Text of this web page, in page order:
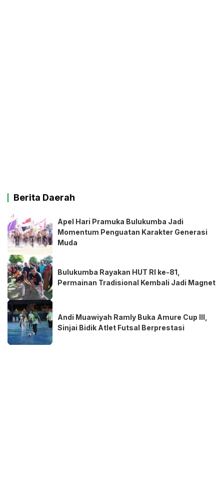
Berita Daerah
Apel Hari Pramuka Bulukumba Jadi
Momentum Penguatan Karakter Generasi
Muda
Bulukumba Rayakan HUT RI ke-81,
Permainan Tradisional Kembali Jadi Magnet
Andi Muawiyah Ramly Buka Amure Cup III,
Sinjai Bidik Atlet Futsal Berprestasi